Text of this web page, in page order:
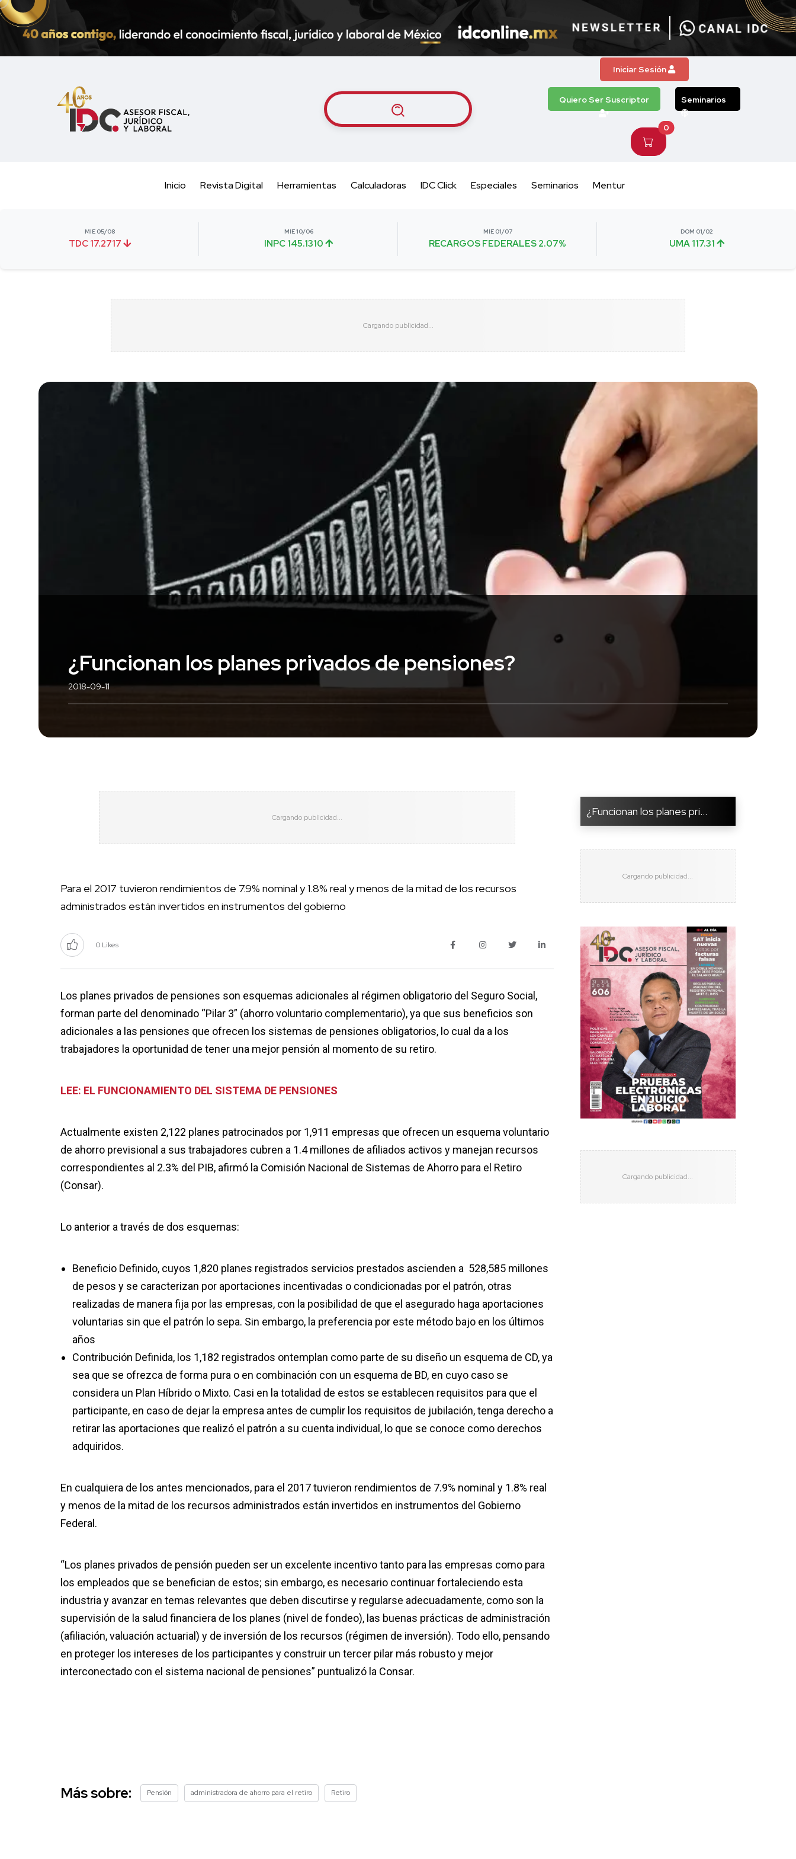
Iniciar Sesión
Quiero Ser Suscriptor Seminarios
0
Inicio Revista Digital Herramientas Calculadoras IDC Click Especiales Seminarios Mentur
MIE 05/08
TDC 17.2717
MIE 10/06
INPC 145.1310
MIE 01/07
RECARGOS FEDERALES 2.07%
DOM 01/02
UMA 117.31
¿Funcionan los planes privados de pensiones?
2018-09-11
Para el 2017 tuvieron rendimientos de 7.9% nominal y 1.8% real y menos de la mitad de los recursos
administrados están invertidos en instrumentos del gobierno
0 Likes
Los planes privados de pensiones son esquemas adicionales al régimen obligatorio del Seguro Social,
forman parte del denominado “Pilar 3” (ahorro voluntario complementario), ya que sus beneficios son
adicionales a las pensiones que ofrecen los sistemas de pensiones obligatorios, lo cual da a los
trabajadores la oportunidad de tener una mejor pensión al momento de su retiro.
LEE: EL FUNCIONAMIENTO DEL SISTEMA DE PENSIONES
Actualmente existen 2,122 planes patrocinados por 1,911 empresas que ofrecen un esquema voluntario
de ahorro previsional a sus trabajadores cubren a 1.4 millones de afiliados activos y manejan recursos
correspondientes al 2.3% del PIB, afirmó la Comisión Nacional de Sistemas de Ahorro para el Retiro
(Consar).
Lo anterior a través de dos esquemas:
Beneficio Definido, cuyos 1,820 planes registrados servicios prestados ascienden a 528,585 millones
de pesos y se caracterizan por aportaciones incentivadas o condicionadas por el patrón, otras
realizadas de manera fija por las empresas, con la posibilidad de que el asegurado haga aportaciones
voluntarias sin que el patrón lo sepa. Sin embargo, la preferencia por este método bajo en los últimos
años
Contribución Definida, los 1,182 registrados ontemplan como parte de su diseño un esquema de CD, ya
sea que se ofrezca de forma pura o en combinación con un esquema de BD, en cuyo caso se
considera un Plan Híbrido o Mixto. Casi en la totalidad de estos se establecen requisitos para que el
participante, en caso de dejar la empresa antes de cumplir los requisitos de jubilación, tenga derecho a
retirar las aportaciones que realizó el patrón a su cuenta individual, lo que se conoce como derechos
adquiridos.
En cualquiera de los antes mencionados, para el 2017 tuvieron rendimientos de 7.9% nominal y 1.8% real
y menos de la mitad de los recursos administrados están invertidos en instrumentos del Gobierno
Federal.
“Los planes privados de pensión pueden ser un excelente incentivo tanto para las empresas como para
los empleados que se benefician de estos; sin embargo, es necesario continuar fortaleciendo esta
industria y avanzar en temas relevantes que deben discutirse y regularse adecuadamente, como son la
supervisión de la salud financiera de los planes (nivel de fondeo), las buenas prácticas de administración
(afiliación, valuación actuarial) y de inversión de los recursos (régimen de inversión). Todo ello, pensando
en proteger los intereses de los participantes y construir un tercer pilar más robusto y mejor
interconectado con el sistema nacional de pensiones” puntualizó la Consar.
¿Funcionan los planes pri...
Más sobre: Pensión administradora de ahorro para el retiro Retiro